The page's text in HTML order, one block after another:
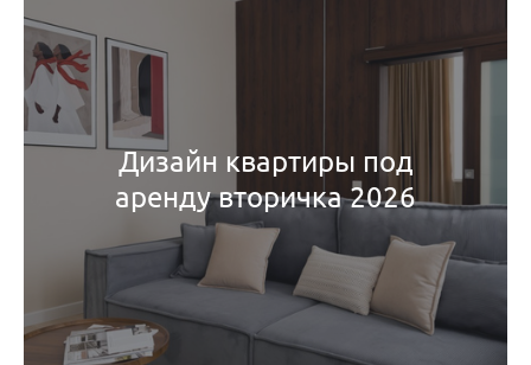
Дизайн квартиры под
аренду вторичка 2026